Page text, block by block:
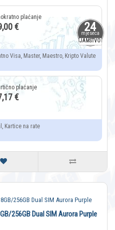
24
mjeseca
JAMSTVO
€
Visa, Master, Maestro, Kripto Valute
€
Kartice na rate
256GB Dual SIM Aurora Purple